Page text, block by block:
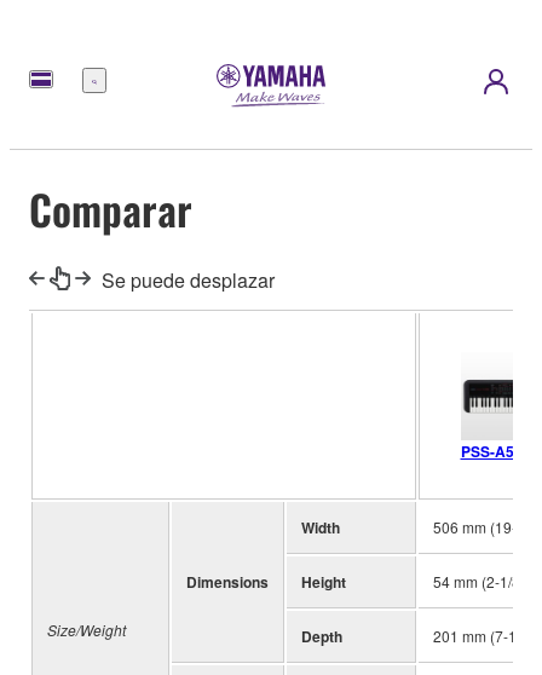
Menú
Comparar
Se puede desplazar
PSS-A50
Size/Weight
Dimensions
Width 506 mm (19-15/
Height 54 mm (2-1/8")
Depth 201 mm (7-15/